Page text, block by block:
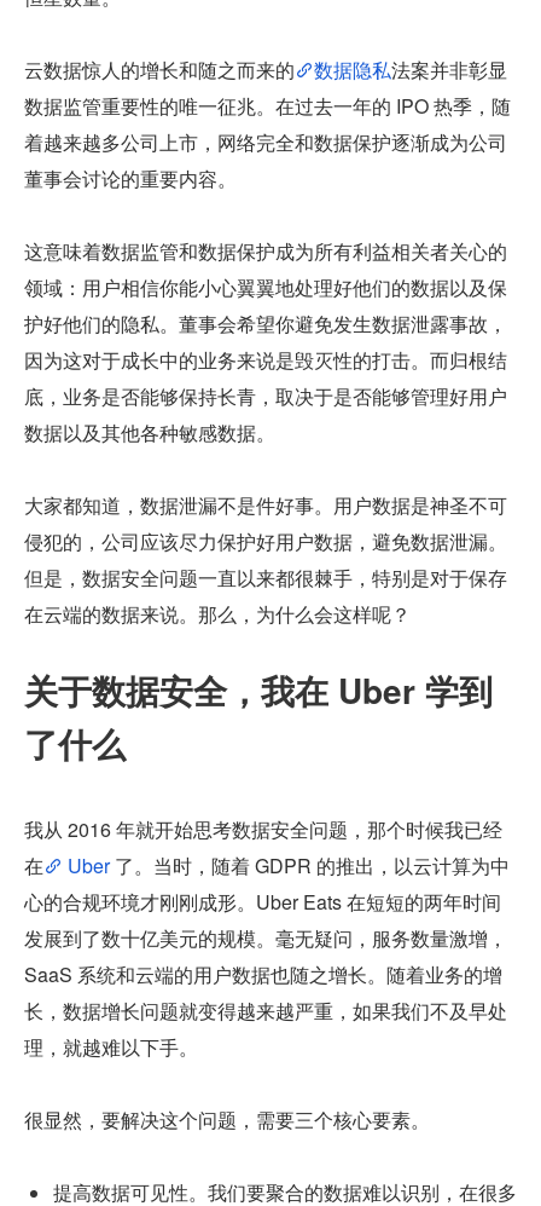
云数据惊人的增长和随之而来的 数据隐私法案并非彰显
数据监管重要性的唯一征兆。在过去一年的 IPO 热季，随
着越来越多公司上市，网络完全和数据保护逐渐成为公司
董事会讨论的重要内容。
这意味着数据监管和数据保护成为所有利益相关者关心的
领域：用户相信你能小心翼翼地处理好他们的数据以及保
护好他们的隐私。董事会希望你避免发生数据泄露事故，
因为这对于成长中的业务来说是毁灭性的打击。而归根结
底，业务是否能够保持长青，取决于是否能够管理好用户
数据以及其他各种敏感数据。
大家都知道，数据泄漏不是件好事。用户数据是神圣不可
侵犯的，公司应该尽力保护好用户数据，避免数据泄漏。
但是，数据安全问题一直以来都很棘手，特别是对于保存
在云端的数据来说。那么，为什么会这样呢？
关于数据安全，我在 Uber 学到
了什么
我从 2016 年就开始思考数据安全问题，那个时候我已经
在
Uber 了。当时，随着 GDPR 的推出，以云计算为中
心的合规环境才刚刚成形。Uber Eats 在短短的两年时间
发展到了数十亿美元的规模。毫无疑问，服务数量激增，
SaaS 系统和云端的用户数据也随之增长。随着业务的增
长，数据增长问题就变得越来越严重，如果我们不及早处
理，就越难以下手。
很显然，要解决这个问题，需要三个核心要素。
提高数据可见性。我们要聚合的数据难以识别，在很多